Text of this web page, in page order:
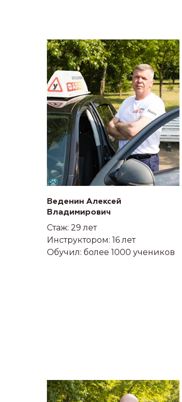
Веденин Алексей
Владимирович
Стаж: 29 лет
Инструктором: 16 лет
Обучил: более 1000 учеников